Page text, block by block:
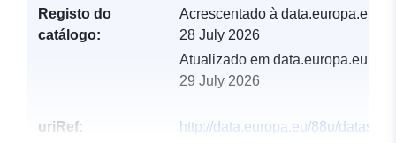
Registo do
catálogo:
Acrescentado à data.europa.eu:
28 July 2026
Atualizado em data.europa.eu:
29 July 2026
uriRef:
http://data.europa.eu/88u/dataset/